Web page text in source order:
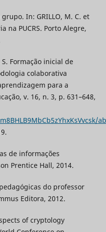
grupo. In: GRILLO, M. C. et
na PUCRS. Porto Alegre,
S. Formação inicial de
colaborativa
para a
v. 16, n. 3, p. 631–648,
de informações
Prentice Hall, 2014.
do professor
Editora, 2012.
of cryptology